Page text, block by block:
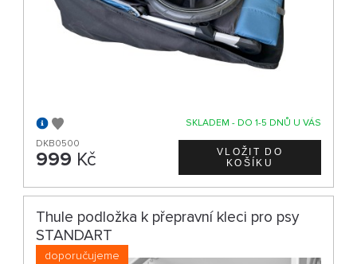
SKLADEM - DO 1-5 DNŮ U VÁS
DKB0500
999 Kč
Thule podložka k přepravní kleci pro psy
STANDART
doporučujeme